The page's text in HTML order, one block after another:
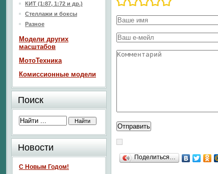
Поделиться…
КИТ (1:87, 1:72 и др.)
Стеллажи и боксы
Разное
Модели других
масштабов
МотоТехника
Комиссионные модели
Поиск
Новости
С Новым Годом!